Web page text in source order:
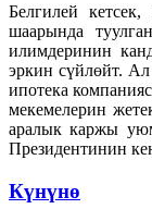
Белгилей
шаарында
илимдеринин
эркин сүйлөйт.
ипотека
мекемелерин
аралык каржы
Президентинин
Күнүнө